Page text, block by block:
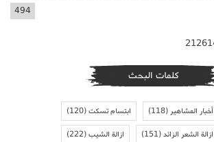
494
كلمات البحث
أخبار المشاهير(118) ابتسام تسكت(120)
ازالة الشعر الزائد(151) ازالة الشيب(222)